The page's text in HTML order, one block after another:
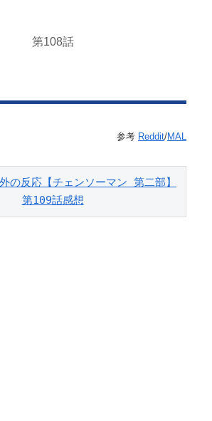
第108話
参考 Reddit/MAL
の反応【チェンソーマン 第二部】
第109話感想